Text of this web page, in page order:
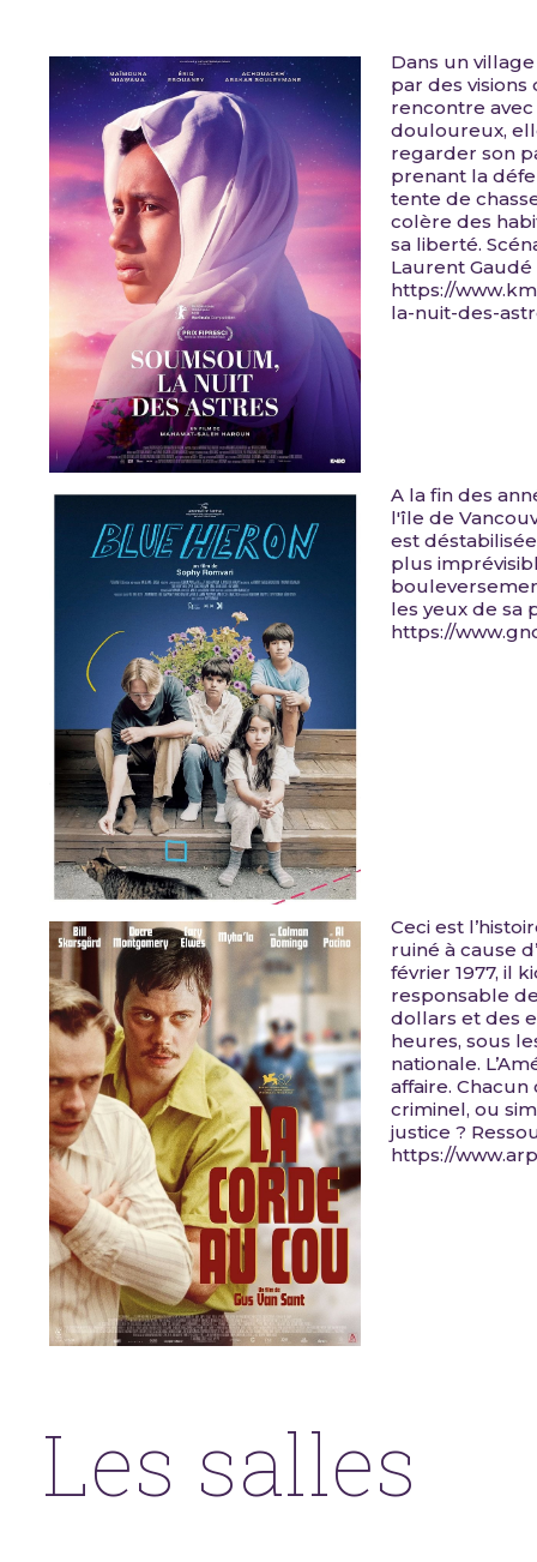
Dans un
par des visions
rencontre avec
douloureux,
regarder son
prenant la
tente de
colère des
sa liberté.
Laurent Gaudé
https://
la-nuit-des-
A la fin des
l'île de
est
plus
les yeux de sa
https://
Ceci est
ruiné à cause
février 1977, il
responsable
dollars et des
heures, sous
nationale.
affaire. Chacun
criminel, ou
justice ?
https://
Les salles